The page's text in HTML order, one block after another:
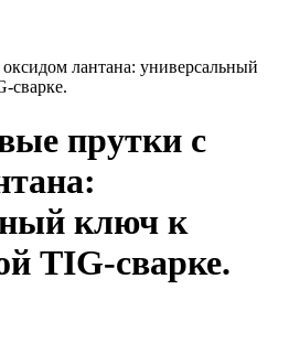
лантана: универсальный
сварке.
прутки с
ключ к
TIG-сварке.